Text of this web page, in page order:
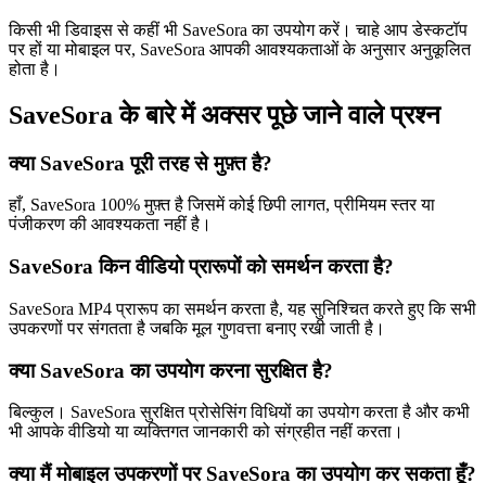
किसी भी डिवाइस से कहीं भी SaveSora का उपयोग करें। चाहे आप डेस्कटॉप
पर हों या मोबाइल पर, SaveSora आपकी आवश्यकताओं के अनुसार अनुकूलित
होता है।
SaveSora के बारे में अक्सर पूछे जाने वाले प्रश्न
क्या SaveSora पूरी तरह से मुफ़्त है?
हाँ, SaveSora 100% मुफ़्त है जिसमें कोई छिपी लागत, प्रीमियम स्तर या
पंजीकरण की आवश्यकता नहीं है।
SaveSora किन वीडियो प्रारूपों को समर्थन करता है?
SaveSora MP4 प्रारूप का समर्थन करता है, यह सुनिश्चित करते हुए कि सभी
उपकरणों पर संगतता है जबकि मूल गुणवत्ता बनाए रखी जाती है।
क्या SaveSora का उपयोग करना सुरक्षित है?
बिल्कुल। SaveSora सुरक्षित प्रोसेसिंग विधियों का उपयोग करता है और कभी
भी आपके वीडियो या व्यक्तिगत जानकारी को संग्रहीत नहीं करता।
क्या मैं मोबाइल उपकरणों पर SaveSora का उपयोग कर सकता हूँ?